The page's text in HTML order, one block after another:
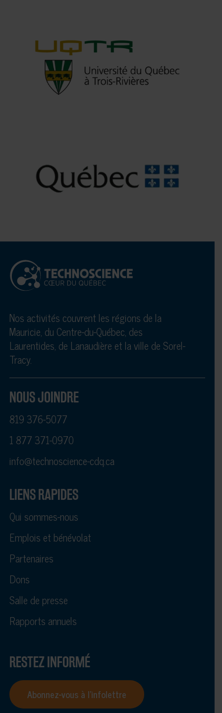
Nos activités couvrent les régions de la
Mauricie, du Centre-du-Québec, des
Laurentides, de Lanaudière et la ville de Sorel-
Tracy.
NOUS JOINDRE
819 376-5077
1 877 371-0970
info@technoscience-cdq.ca
LIENS RAPIDES
Qui sommes-nous
Emplois et bénévolat
Partenaires
Dons
Salle de presse
Rapports annuels
RESTEZ INFORMÉ
Abonnez-vous à l’infolettre